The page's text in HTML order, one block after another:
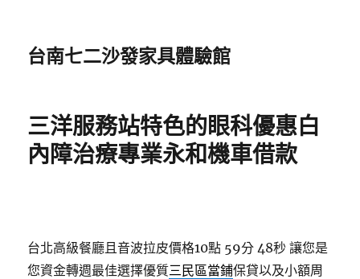
台南七二沙發家具體驗館
三洋服務站特色的眼科優惠白
內障治療專業永和機車借款
台北高級餐廳且音波拉皮價格10點 59分 48秒 讓您是
您資金轉週最佳選擇優質三民區當鋪保貸以及小額周